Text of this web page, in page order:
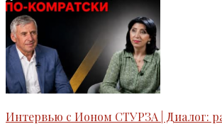
Интервью c Ионом СТУРЗА | Диалог: